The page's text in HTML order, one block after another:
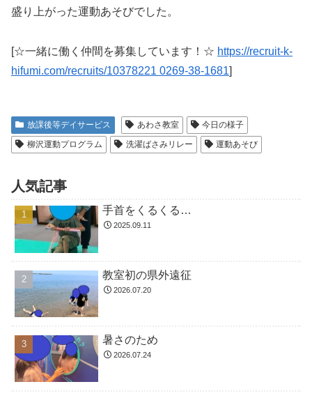
盛り上がった運動あそびでした。
[☆一緒に働く仲間を募集しています！☆ https://recruit-k-
hifumi.com/recruits/10378221 0269-38-1681]
放課後等デイサービス あわさ教室
今日の様子
柳沢運動プログラム
洗濯ばさみリレー 運動あそび
人気記事
手首をくるくる…
2025.09.11
教室初の県外遠征
2026.07.20
暑さのため
2026.07.24